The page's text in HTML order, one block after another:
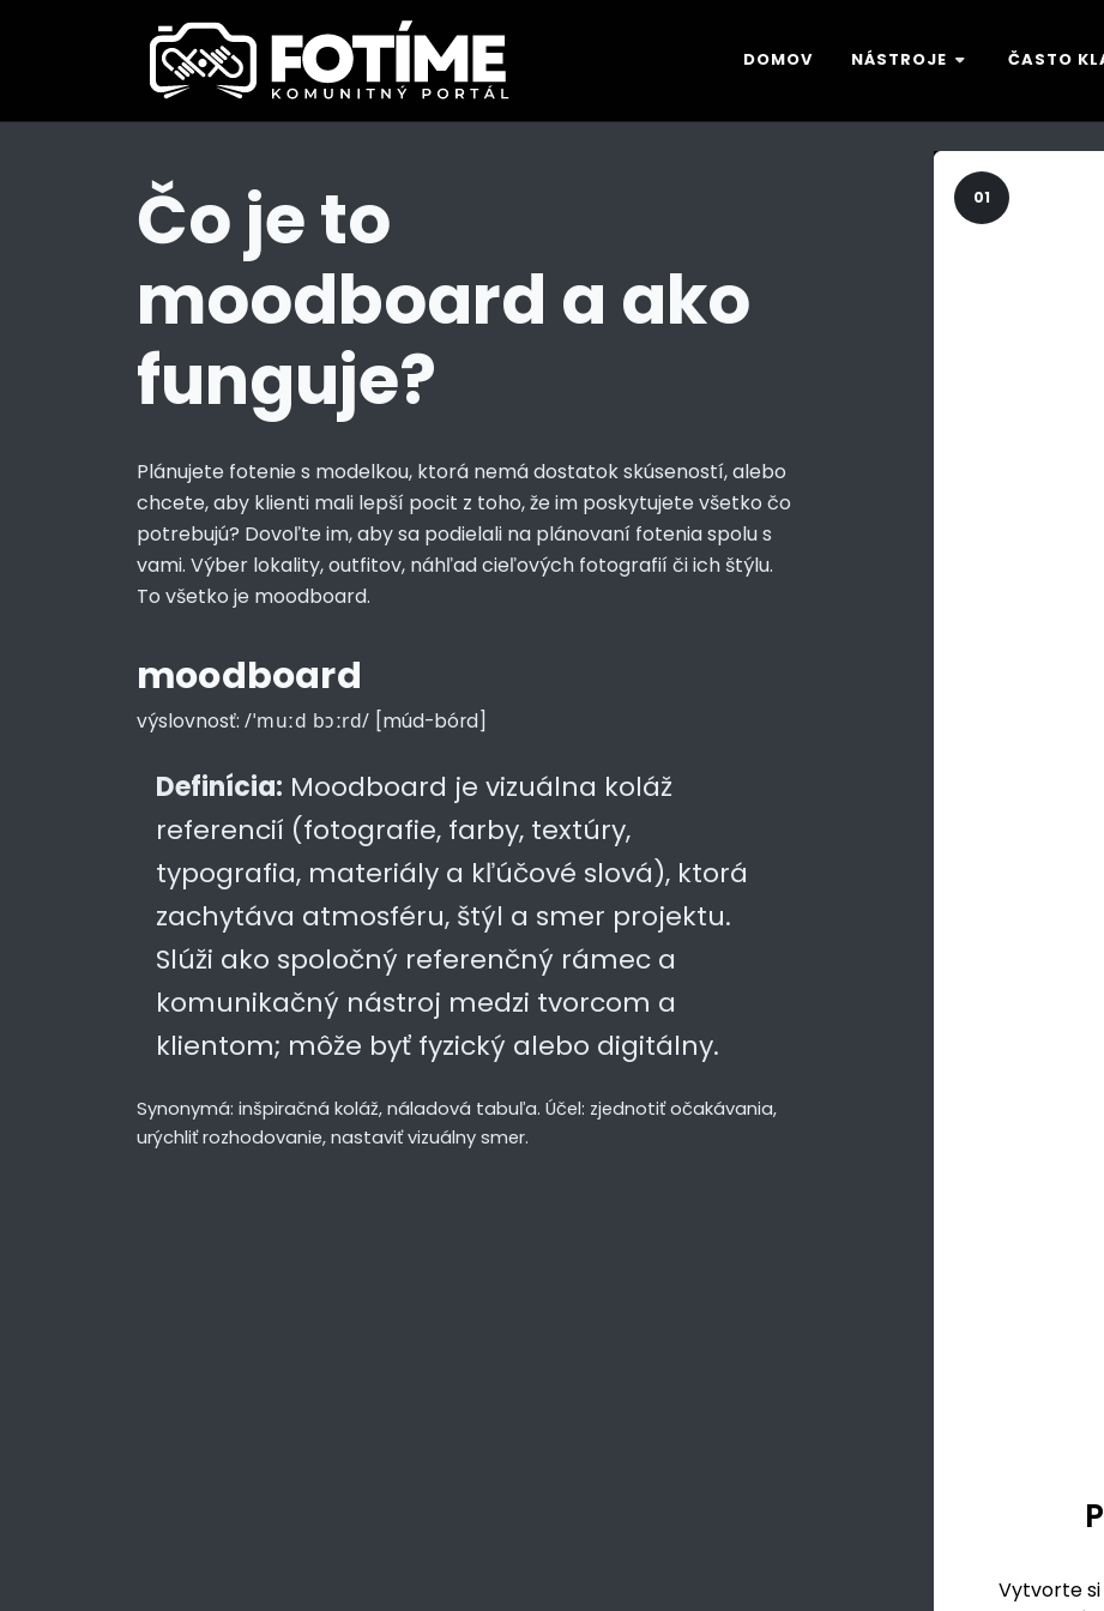
DOMOV NÁSTROJE ČASTO
Čo je to
moodboard a ako
funguje?
Plánujete fotenie s modelkou, ktorá nemá dostatok skúseností, alebo
chcete, aby klienti mali lepší pocit z toho, že im poskytujete všetko čo
potrebujú? Dovoľte im, aby sa podielali na plánovaní fotenia spolu s
vami. Výber lokality, outfitov, náhľad cieľových fotografií či ich štýlu.
To všetko je moodboard.
moodboard
výslovnosť: /ˈmuːd bɔːrd/ [múd-bórd]
Definícia: Moodboard je vizuálna koláž
referencií (fotografie, farby, textúry,
typografia, materiály a kľúčové slová), ktorá
zachytáva atmosféru, štýl a smer projektu.
Slúži ako spoločný referenčný rámec a
komunikačný nástroj medzi tvorcom a
klientom; môže byť fyzický alebo digitálny.
Synonymá: inšpiračná koláž, náladová tabuľa. Účel: zjednotiť očakávania,
urýchliť rozhodovanie, nastaviť vizuálny smer.
01
Vytvorte